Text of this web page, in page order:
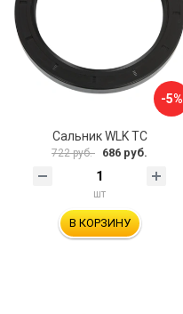
-5%
Сальник WLK TC
722 руб. 686 руб.
шт
В КОРЗИНУ